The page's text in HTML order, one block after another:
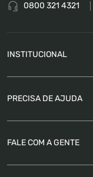
0800 321 4321
INSTITUCIONAL
PRECISA DE AJUDA
FALE COM A GENTE